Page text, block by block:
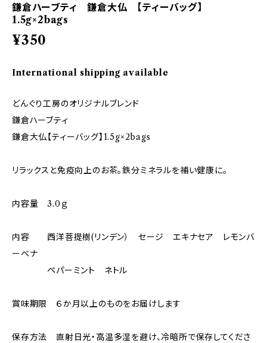
鎌倉ハーブティ 鎌倉大仏 【ティーバッグ】
1.5g×2bags
¥350
International shipping available
どんぐり工房のオリジナルブレンド
鎌倉ハーブティ
鎌倉大仏【ティーバッグ】1.5g×2bags
リラックスと免疫向上のお茶。鉄分ミネラルを補い健康に。
内容量 3.0ｇ
内容 西洋菩提樹(リンデン） セージ エキナセア レモンバ
ーベナ
ペパーミント ネトル
賞味期限 ６か月以上のものをお届けします
保存方法 直射日光・高温多湿を避け、冷暗所で保存してくださ